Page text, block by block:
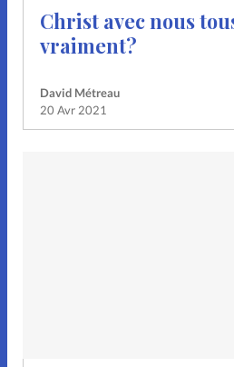
Christ avec nous
vraiment?
David Métreau
20 Avr 2021